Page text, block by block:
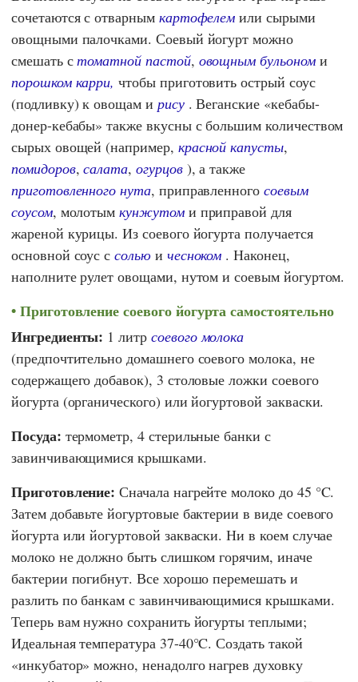
сочетаются с отварным картофелем или сырыми
овощными палочками. Соевый йогурт можно
смешать стоматной пастой, овощным бульономи
порошком карри, чтобы приготовить острый соус
(подливку) к овощам и рису. Веганские «кебабы-
донер-кебабы» также вкусны с большим количеством
сырых овощей (например, красной капусты,
помидоров,салата,огурцов), а также
приготовленного нута, приправленногосоевым
соусом, молотымкунжутоми приправой для
жареной курицы. Из соевого йогурта получается
основной соус ссольюи чесноком . Наконец,
наполните рулет овощами, нутом и соевым йогуртом.
Приготовление соевого йогурта самостоятельно
Ингредиенты: 1 литр соевого молока
(предпочтительно домашнего соевого молока, не
содержащего добавок), 3 столовые ложки соевого
йогурта (органического) или йогуртовой закваски.
Посуда: термометр, 4 стерильные банки с
завинчивающимися крышками.
Приготовление: Сначала нагрейте молоко до 45 °C.
Затем добавьте йогуртовые бактерии в виде соевого
йогурта или йогуртовой закваски. Ни в коем случае
молоко не должно быть слишком горячим, иначе
бактерии погибнут. Все хорошо перемешать и
разлить по банкам с завинчивающимися крышками.
Теперь вам нужно сохранить йогурты теплыми;
Идеальная температура 37-40°C. Создать такой
«инкубатор» можно, ненадолго нагрев духовку